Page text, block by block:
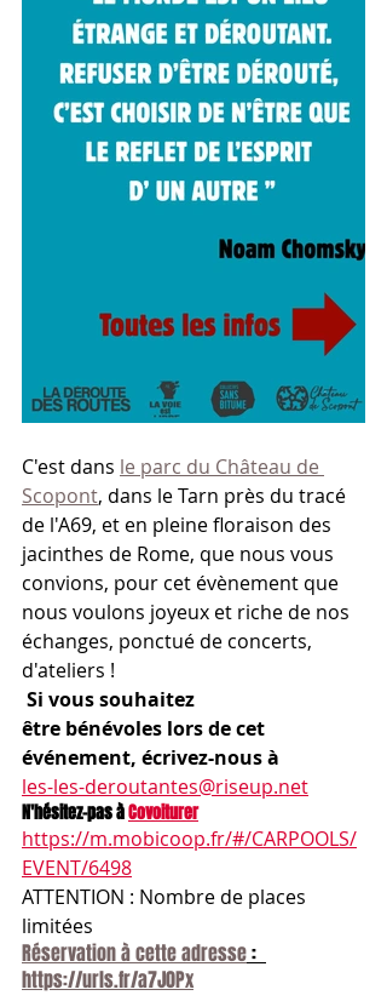
C'est dans le parc du Château de
Scopont, dans le Tarn près du tracé
de l'A69, et en pleine floraison des
jacinthes de Rome, que nous vous
convions, pour cet évènement que
nous voulons joyeux et riche de nos
échanges, ponctué de concerts,
d'ateliers !
Si vous souhaitez
être bénévoles lors de cet
événement, écrivez-nous à
les-les-deroutantes@riseup.net
N'hésitez-pas à Covoiturer
https://m.mobicoop.fr/#/CARPOOLS/
EVENT/6498
ATTENTION : Nombre de places
limitées
Réservation à cette adresse :
https://urls.fr/a7J0Px